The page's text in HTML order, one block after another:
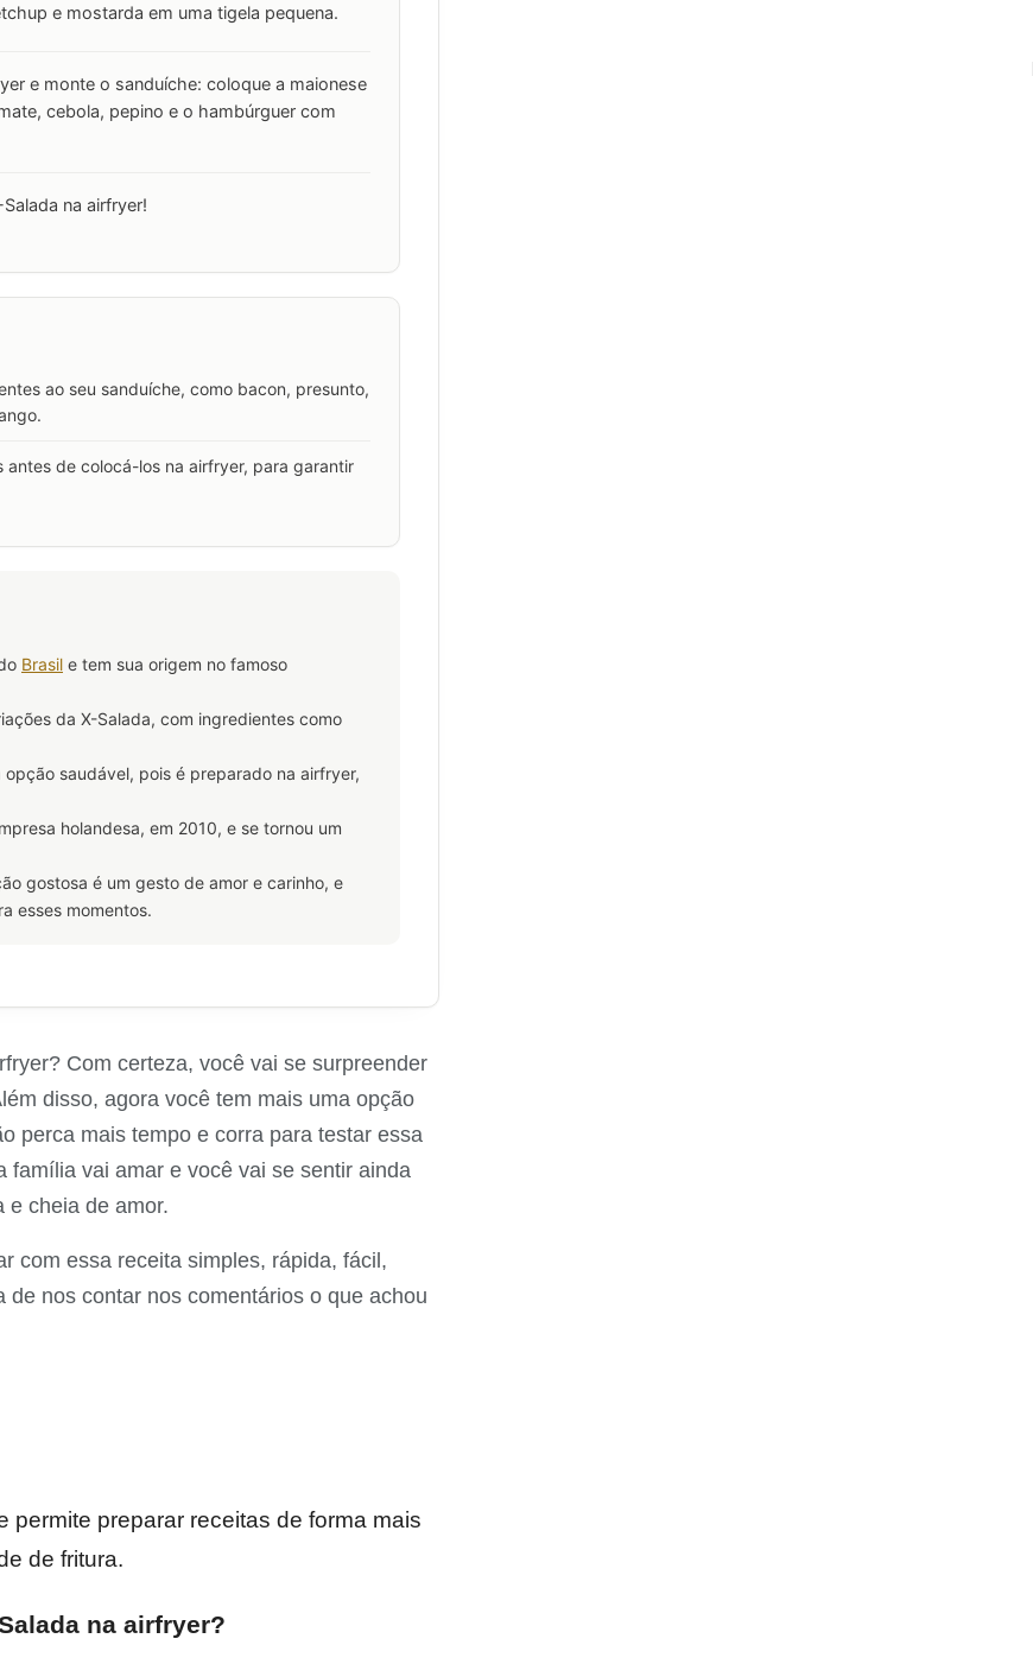
e mostarda em uma tigela pequena.
e monte o sanduíche: coloque a maionese
cebola, pepino e o hambúrguer com
na airfryer!
ao seu sanduíche, como bacon, presunto,
de colocá-los na airfryer, para garantir
Brasil e tem sua origem no famoso
da X-Salada, com ingredientes como
saudável, pois é preparado na airfryer,
holandesa, em 2010, e se tornou um
gostosa é um gesto de amor e carinho, e
esses momentos.
Com certeza, você vai se surpreender
disso, agora você tem mais uma opção
perca mais tempo e corra para testar essa
família vai amar e você vai se sentir ainda
e cheia de amor.
com essa receita simples, rápida, fácil,
nos contar nos comentários o que achou
preparar receitas de forma mais
de fritura.
na airfryer?